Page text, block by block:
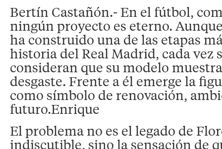
Bertín Castañón.- En el fútbol,
ningún proyecto es eterno.
ha construido una de las etapas
historia del Real Madrid, cada vez
consideran que su modelo
desgaste. Frente a él emerge la
como símbolo de renovación,
futuro.Enrique
El problema no es el legado de
indiscutible, sino la sensación de